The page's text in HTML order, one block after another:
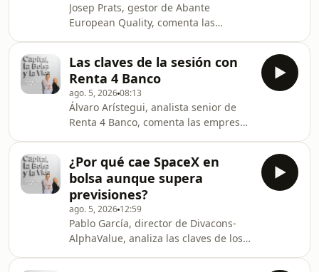
Josep Prats, gestor de Abante
European Quality, comenta las
Las claves de la sesión con
Renta 4 Banco
ago. 5, 202608:13
Álvaro Arístegui, analista senior de
Renta 4 Banco, comenta las empresas
¿Por qué cae SpaceX en
bolsa aunque supera
previsiones?
ago. 5, 2026 12:59
Pablo García, director de Divacons-
AlphaValue, analiza las claves de los